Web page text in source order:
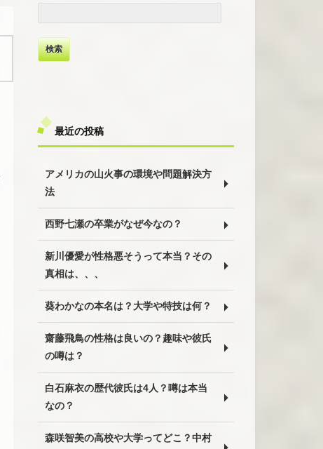
最近の投稿
アメリカの山火事の環境や問題解決方
法
西野七瀬の卒業がなぜ今なの？
新川優愛が性格悪そうって本当？その
真相は、、、
葵わかなの本名は？大学や特技は何？
齋藤飛鳥の性格は良いの？趣味や彼氏
の噂は？
白石麻衣の歴代彼氏は4人？噂は本当
なの？
森咲智美の高校や大学ってどこ？中村